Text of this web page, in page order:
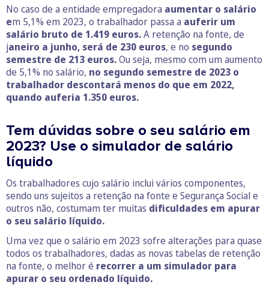
No caso de a entidade empregadora aumentar o salário
em 5,1% em 2023, o trabalhador passa a auferir um
salário bruto de 1.419 euros.A retenção na fonte, de
janeiro a junho, será de 230 euros, e no segundo
semestre de 213 euros.Ou seja, mesmo com um aumento
de 5,1% no salário, no segundo semestre de 2023 o
trabalhador descontará menos do que em 2022,
quando auferia 1.350 euros.
Tem dúvidas sobre o seu salário em
2023? Use o simulador de salário
líquido
Os trabalhadores cujo salário inclui vários componentes,
sendo uns sujeitos a retenção na fonte e Segurança Social e
outros não, costumam ter muitas dificuldades em apurar
o seu salário líquido.
Uma vez que o salário em 2023 sofre alterações para quase
todos os trabalhadores, dadas as novas tabelas de retenção
na fonte, o melhor é recorrer a um simulador para
apurar o seu ordenado líquido.